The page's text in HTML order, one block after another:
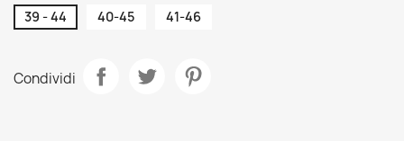
39 - 44 40-45 41-46
Condividi